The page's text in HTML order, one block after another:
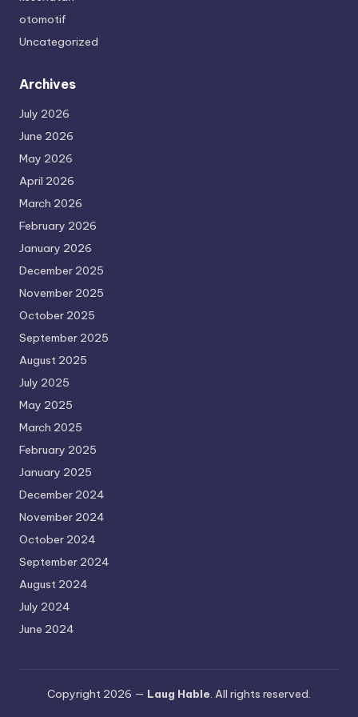
otomotif
Uncategorized
Archives
July 2026
June 2026
May 2026
April 2026
March 2026
February 2026
January 2026
December 2025
November 2025
October 2025
September 2025
August 2025
July 2025
May 2025
March 2025
February 2025
January 2025
December 2024
November 2024
October 2024
September 2024
August 2024
July 2024
June 2024
Copyright 2026 — Laug Hable. All rights reserved.